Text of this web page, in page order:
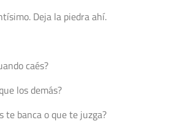
Deja la piedra ahí.
caés?
los demás?
te banca o que te juzga?